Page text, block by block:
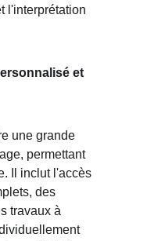
l'interprétation
et
une grande
permettant
Il inclut l'accès
des
travaux à